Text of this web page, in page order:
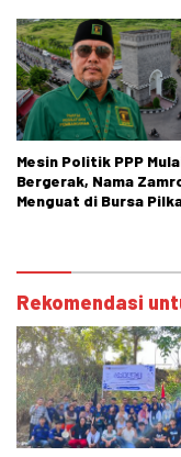
Mesin Politik PPP
Bergerak, Nama
Menguat di Bursa
Rekomendasi